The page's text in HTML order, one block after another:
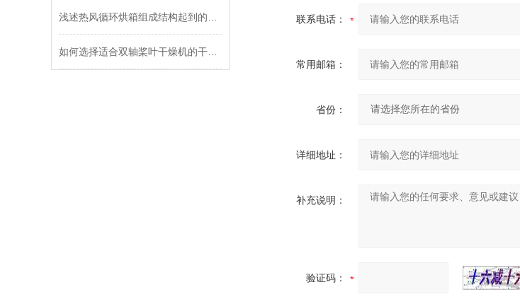
联系电话：
常用邮箱：
省份：
详细地址：
补充说明：
验证码：